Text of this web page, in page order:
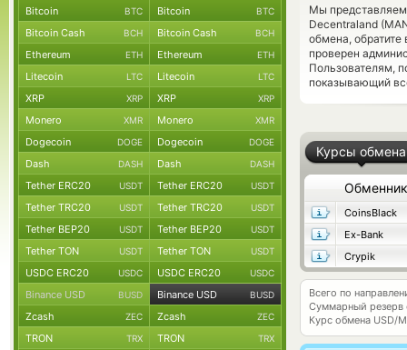
Мы представляем
Decentraland
обмена,
проверен
Пользователям,
показывающий
Курсы обмена
Обменник
CoinsBlack
Ex-Bank
Crypik
Всего по
Суммарный резерв
Курс обмена USD/
Bitcoin BTC Bitcoin BTC
Bitcoin Cash BCH Bitcoin Cash BCH
Ethereum ETH Ethereum ETH
Litecoin LTC Litecoin LTC
XRP XRP XRP XRP
Monero XMR Monero XMR
Dogecoin DOGE Dogecoin DOGE
Dash DASH Dash DASH
Tether ERC20 USDT Tether ERC20 USDT
Tether TRC20 USDT Tether TRC20 USDT
Tether BEP20 USDT Tether BEP20 USDT
Tether TON USDT Tether TON USDT
USDC ERC20 USDC USDC ERC20 USDC
Binance USD BUSD Binance USD BUSD
Zcash ZEC Zcash ZEC
TRON TRX TRON TRX